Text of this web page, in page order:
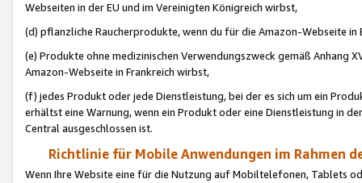
Webseiten in der EU und im Vereinigten Königreich wirbst,
(d) pflanzliche Raucherprodukte, wenn du für die Amazon-Webseite in
(e) Produkte ohne medizinischen Verwendungszweck gemäß Anhang
Amazon-Webseite in Frankreich wirbst,
(f) jedes Produkt oder jede Dienstleistung, bei der es sich um ein
erhältst eine Warnung, wenn ein Produkt oder eine Dienstleistung in
Central ausgeschlossen ist.
Richtlinie für Mobile Anwendungen im Rahmen
Wenn Ihre Website eine für die Nutzung auf Mobiltelefonen, Tablets